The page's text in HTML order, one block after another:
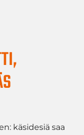
käsidesiä saa